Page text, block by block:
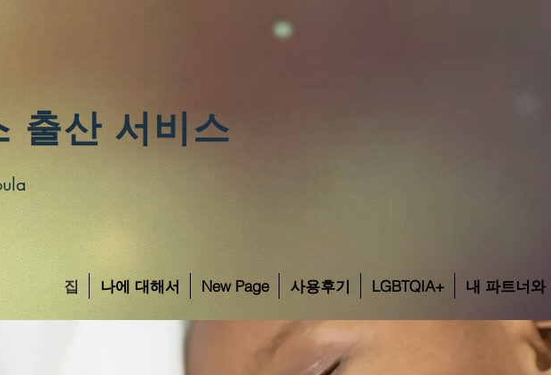
출산 서비스
집 나에 대해서 New Page 사용후기 LGBTQIA+ 내 파트너와